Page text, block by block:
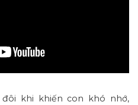
khi khiến con khó nhớ,